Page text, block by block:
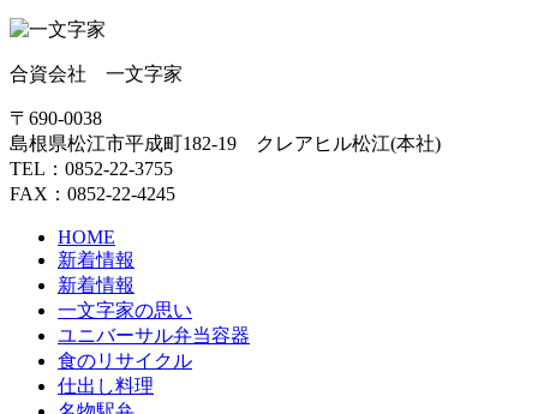
合資会社 一文字家
〒690-0038
島根県松江市平成町182-19 クレアヒル松江(本社)
TEL：0852-22-3755
FAX：0852-22-4245
HOME
新着情報
新着情報
一文字家の思い
ユニバーサル弁当容器
食のリサイクル
仕出し料理